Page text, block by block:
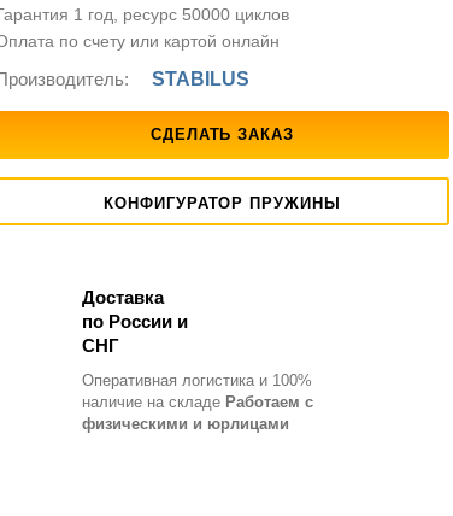
1 год, ресурс 50000 циклов
по счету или картой онлайн
STABILUS
СДЕЛАТЬ ЗАКАЗ
КОНФИГУРАТОР ПРУЖИНЫ
Доставка
по России и
СНГ
Оперативная логистика и 100%
наличие на складе Работаем с
физическими и юрлицами